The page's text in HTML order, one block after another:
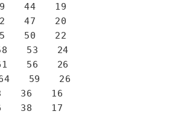
44 19
47 20
50 22
53 24
56 26
59 26
36 16
38 17